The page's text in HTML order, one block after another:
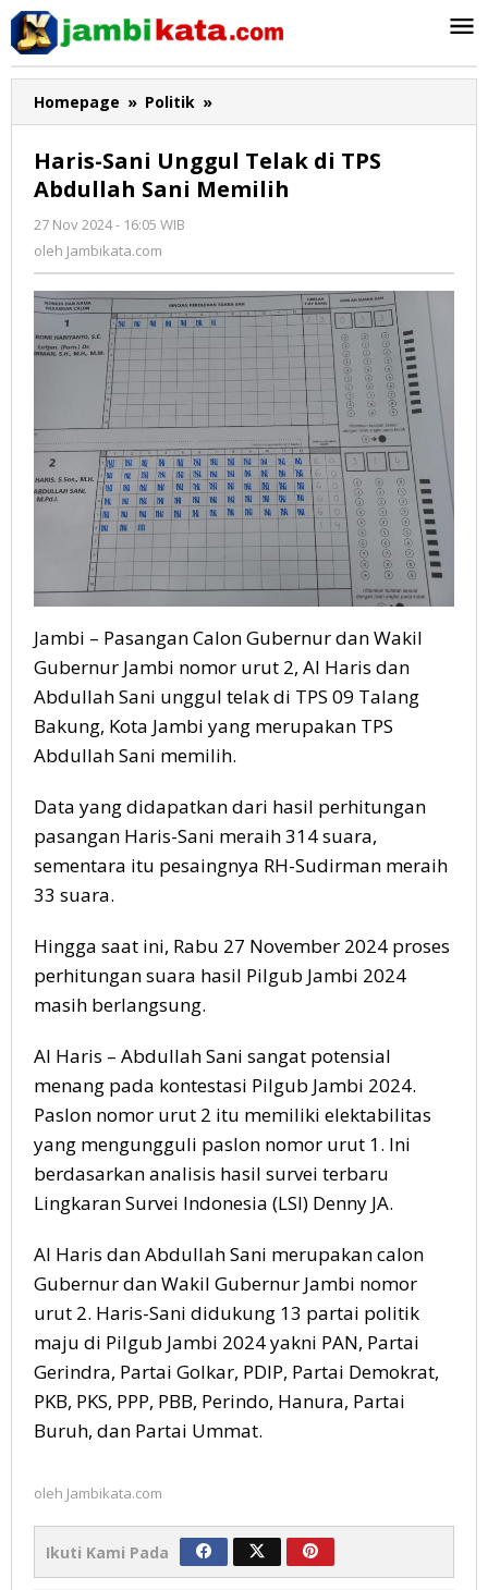
Lewati
konten
Homepage » Politik »
Sani
Unggul
Telak
di
Haris-Sani Unggul Telak di TPS
Abdullah Sani Memilih
27 Nov 2024 - 16:05 WIB
oleh Jambikata.com
Jambi – Pasangan Calon Gubernur dan Wakil
Gubernur Jambi nomor urut 2, Al Haris dan
Abdullah Sani unggul telak di TPS 09 Talang
Bakung, Kota Jambi yang merupakan TPS
Abdullah Sani memilih.
Data yang didapatkan dari hasil perhitungan
pasangan Haris-Sani meraih 314 suara,
sementara itu pesaingnya RH-Sudirman meraih
33 suara.
Hingga saat ini, Rabu 27 November 2024 proses
perhitungan suara hasil Pilgub Jambi 2024
masih berlangsung.
Al Haris – Abdullah Sani sangat potensial
menang pada kontestasi Pilgub Jambi 2024.
Paslon nomor urut 2 itu memiliki elektabilitas
yang mengungguli paslon nomor urut 1. Ini
berdasarkan analisis hasil survei terbaru
Lingkaran Survei Indonesia (LSI) Denny JA.
Al Haris dan Abdullah Sani merupakan calon
Gubernur dan Wakil Gubernur Jambi nomor
urut 2. Haris-Sani didukung 13 partai politik
maju di Pilgub Jambi 2024 yakni PAN, Partai
Gerindra, Partai Golkar, PDIP, Partai Demokrat,
PKB, PKS, PPP, PBB, Perindo, Hanura, Partai
Buruh, dan Partai Ummat.
oleh Jambikata.com
Ikuti Kami Pada